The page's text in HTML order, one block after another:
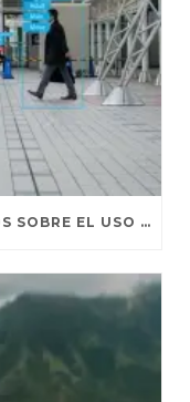
LA POSTURA DE LOS MEXICANOS SOBRE EL USO DE SUS DATOS